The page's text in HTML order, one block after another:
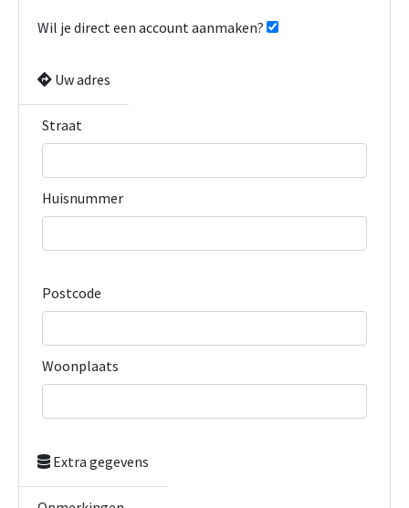
Wil je direct een account aanmaken?
Uw adres
Straat
Huisnummer
Postcode
Woonplaats
Extra gegevens